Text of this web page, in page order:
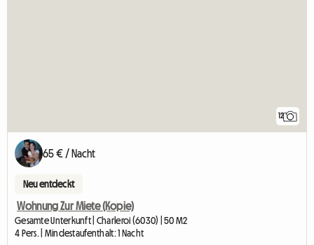
12
65 € / Nacht
Neu entdeckt
Wohnung Zur Miete (Kopie)
Gesamte Unterkunft | Charleroi (6030) | 50 M2
4 Pers. | Mindestaufenthalt: 1 Nacht